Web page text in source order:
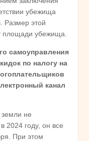
убежища
Размер этой
площади убежища.
самоуправления
по налогу на
канал
не
2024 году, он все
При этом